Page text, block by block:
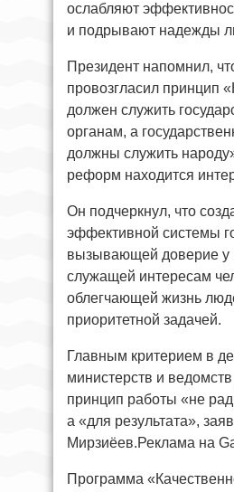
ослабляют
и подрывают надежды
Президент напомнил,
провозгласил принцип
должен служить
органам, а
должны служить
реформ находится
Он подчеркнул, что
эффективной системы
вызывающей доверие у
служащей интересам
облегчающей жизнь
приоритетной задачей.
Главным критерием в
министерств и
принцип работы «не
а «для результата»,
Мирзиёев.Реклама на
Программа